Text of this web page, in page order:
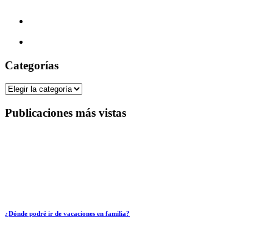
Categorías
Categorías
Publicaciones más vistas
¿Dónde podré ir de vacaciones en familia?